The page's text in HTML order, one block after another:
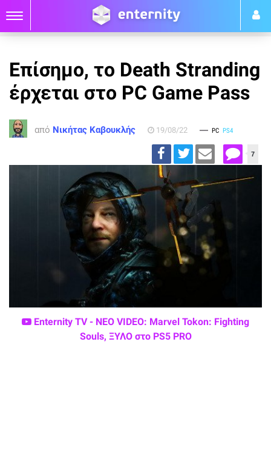
Επίσημο, το Death Stranding
έρχεται στο PC Game Pass
από Νικήτας Καβουκλής 19/08/22 PC PS4
7
Enternity TV - ΝΕΟ VIDEO: Marvel Tokon: Fighting
Souls, ΞΥΛΟ στο PS5 PRO